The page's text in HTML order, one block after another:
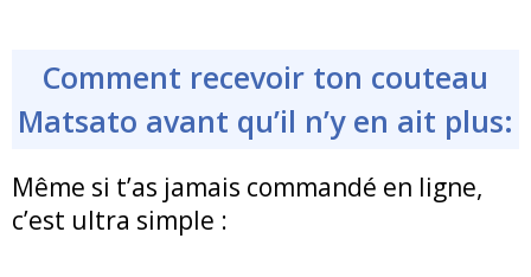
Comment recevoir ton couteau
Matsato avant qu’il n’y en ait plus:
Même si t’as jamais commandé en ligne,
c’est ultra simple :